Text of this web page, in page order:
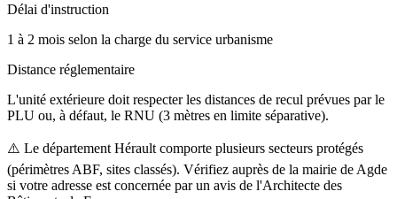
Délai d'instruction
1 à 2 mois selon la charge du service urbanisme
Distance réglementaire
L'unité extérieure doit respecter les distances de recul prévues par le
PLU ou, à défaut, le RNU (3 mètres en limite séparative).
⚠️ Le département Hérault comporte plusieurs secteurs protégés
(périmètres ABF, sites classés). Vérifiez auprès de la mairie de Agde
si votre adresse est concernée par un avis de l'Architecte des